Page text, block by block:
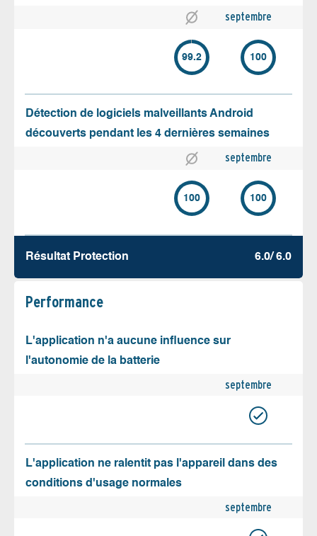
septembre
99.2 100
Détection de logiciels malveillants Android
découverts pendant les 4 dernières semaines
septembre
100 100
Résultat Protection 6.0/ 6.0
Performance
L'application n'a aucune influence sur
l'autonomie de la batterie
septembre
L'application ne ralentit pas l'appareil dans des
conditions d'usage normales
septembre